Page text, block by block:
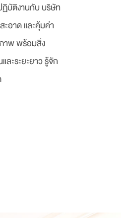
บัติงานกับ บริษัท
อาด และคุ้มค่า
าพ พร้อมสิ่ง
ละระยะยาว รู้จัก